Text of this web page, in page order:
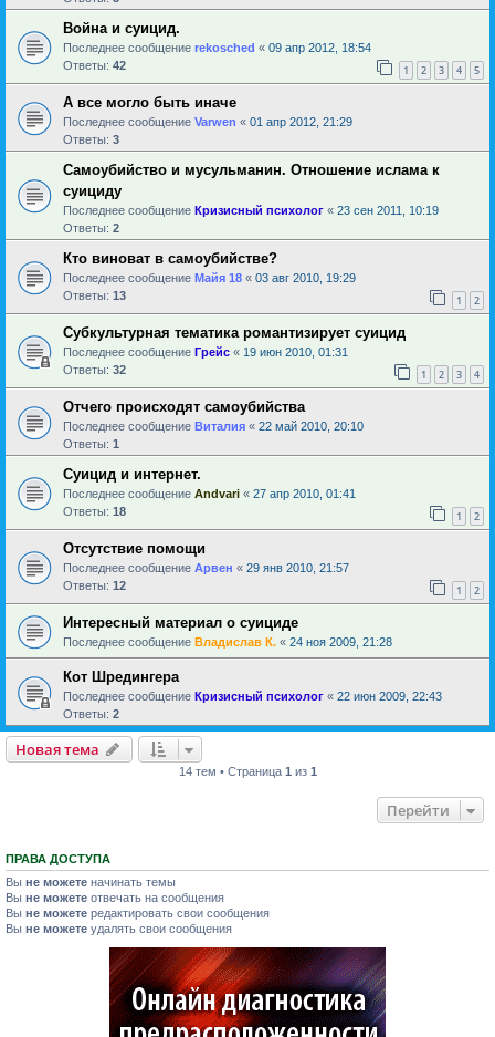
Война и суицид.
Последнее сообщение rekosched « 09 апр 2012, 18:54
Ответы: 42 1 2 3 4 5
А все могло быть иначе
Последнее сообщение Varwen « 01 апр 2012, 21:29
Ответы: 3
Самоубийство и мусульманин. Отношение ислама к
суициду
Последнее сообщение Кризисный психолог « 23 сен 2011, 10:19
Ответы: 2
Кто виноват в самоубийстве?
Последнее сообщение Майя 18 « 03 авг 2010, 19:29
Ответы: 13 1 2
Субкультурная тематика романтизирует суицид
Последнее сообщение Грейс « 19 июн 2010, 01:31
Ответы: 32 1 2 3 4
Отчего происходят самоубийства
Последнее сообщение Виталия « 22 май 2010, 20:10
Ответы: 1
Суицид и интернет.
Последнее сообщение Andvari « 27 апр 2010, 01:41
Ответы: 18 1 2
Отсутствие помощи
Последнее сообщение Арвен « 29 янв 2010, 21:57
Ответы: 12 1 2
Интересный материал о суициде
Последнее сообщение Владислав К. « 24 ноя 2009, 21:28
Кот Шредингера
Последнее сообщение Кризисный психолог « 22 июн 2009, 22:43
Ответы: 2
Новая тема
14 тем • Страница 1 из 1
Перейти
ПРАВА ДОСТУПА
Вы не можете начинать темы
Вы не можете отвечать на сообщения
Вы не можете редактировать свои сообщения
Вы не можете удалять свои сообщения